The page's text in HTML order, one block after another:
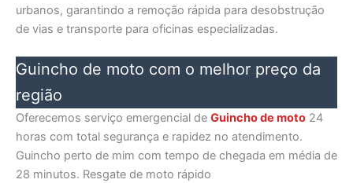
urbanos, garantindo a remoção rápida para desobstrução
de vias e transporte para oficinas especializadas.
Guincho de moto com o melhor preço da
região
Oferecemos serviço emergencial de Guincho de moto 24
horas com total segurança e rapidez no atendimento.
Guincho perto de mim com tempo de chegada em média de
28 minutos. Resgate de moto rápido